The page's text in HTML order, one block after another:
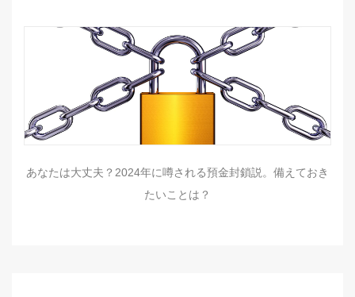
あなたは大丈夫？2024年に噂される預金封鎖説。備えておき
たいことは？